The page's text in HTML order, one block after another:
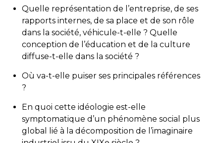
Quelle représentation de l’entreprise, de ses
rapports internes, de sa place et de son rôle
dans la société, véhicule-t-elle ? Quelle
conception de l’éducation et de la culture
diffuse-t-elle dans la société ?
Où va-t-elle puiser ses principales références
?
En quoi cette idéologie est-elle
symptomatique d’un phénomène social plus
global lié à la décomposition de l’imaginaire